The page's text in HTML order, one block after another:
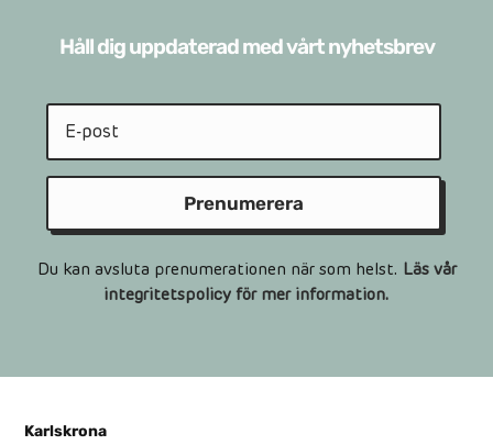
Håll dig uppdaterad med vårt nyhetsbrev
Prenumerera
Du kan avsluta prenumerationen när som helst. Läs vår
integritetspolicy för mer information.
Karlskrona